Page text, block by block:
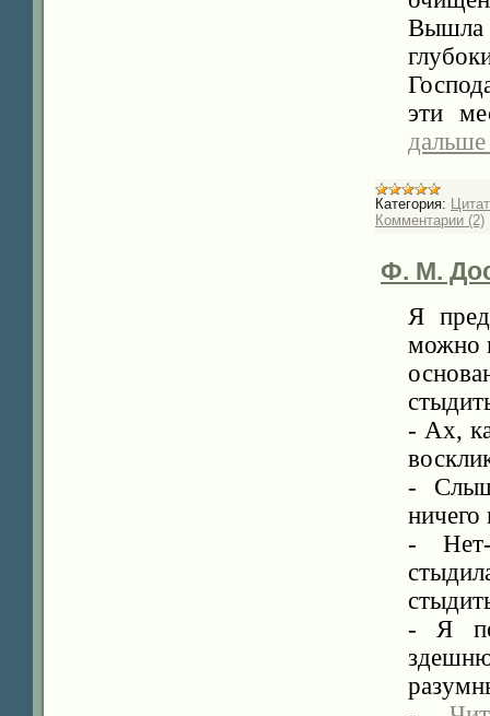
Вышла
эти
Категория:
Комментарии (2)
Ф. М.
Я
можно
- Ах,
-
ничего
- Нет-
- Я